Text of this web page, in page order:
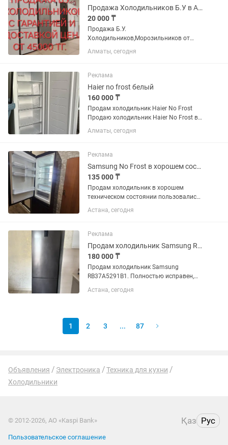
Продажа Холодильников Б.У в Алматы с доставкой, И гарантией
20 000 ₸
Продажа Б.У.
Холодильников,Морозильников от
45000 тг. В Зависимости от марки
холодильника и внешнему состоянию.
выбирайте договоримся.
Алматы, сегодня
Реклама
Haier no frost белый
160 000 ₸
Продам холодильник Haier No Frost
Продаю холодильник Haier No Frost в
отличном состоянии. Куплен в январе
за 270 000 тг. Продам за 160 000 тг.
полностью...
Алматы, сегодня
Реклама
Samsung No Frost в хорошем состоянии
135 000 ₸
Продам холодильник в хорошем
техническом состоянии пользовались
сами аккуратно полностью в рабочем
состоянии, охлаждает вверх и морозит
исправно работает...
Астана, сегодня
Реклама
Продам холодильник Samsung RB37A5291B1, No Frost
180 000 ₸
Продам холодильник Samsung
RB37A5291B1. Полностью исправен,
Система No Frost, тихая работа,
состоянии. Самовывоз.
Астана, сегодня
1 2 3 ... 87
Объявления Электроника
Техника для кухни
Холодильники
© 2012-2026, АО «Kaspi Bank» Қаз Рус
Пользовательское соглашение